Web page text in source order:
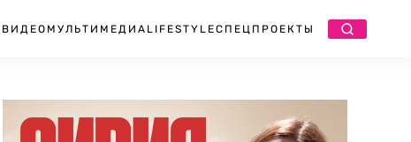
ВИДЕО МУЛЬТИМЕДИА LIFESTYLEСПЕЦПРОЕКТЫ